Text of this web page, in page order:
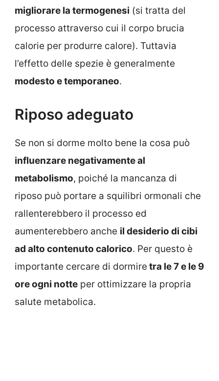
migliorare la termogenesi (si tratta del
processo attraverso cui il corpo brucia
calorie per produrre calore). Tuttavia
l’effetto delle spezie è generalmente
modesto e temporaneo.
Riposo adeguato
Se non si dorme molto bene la cosa può
influenzare negativamente al
metabolismo, poiché la mancanza di
riposo può portare a squilibri ormonali che
rallenterebbero il processo ed
aumenterebbero anche il desiderio di cibi
ad alto contenuto calorico. Per questo è
importante cercare di dormire tra le 7 e le 9
ore ogni notte per ottimizzare la propria
salute metabolica.